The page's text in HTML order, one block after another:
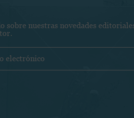
sobre nuestras novedades